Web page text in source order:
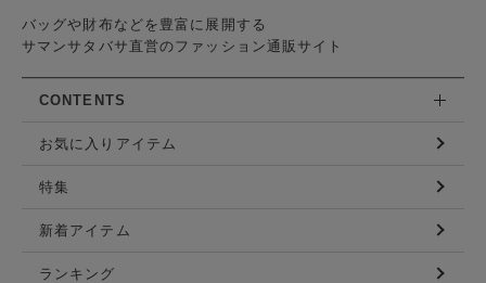
バッグや財布などを豊富に展開する
サマンサタバサ直営のファッション通販サイト
CONTENTS
お気に入りアイテム
特集
新着アイテム
ランキング